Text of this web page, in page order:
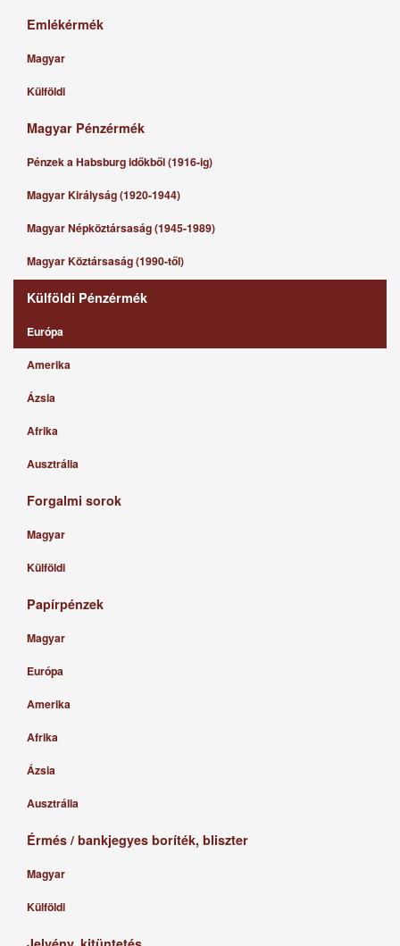
Emlékérmék
Magyar
Külföldi
Magyar Pénzérmék
Pénzek a Habsburg időkből (1916-ig)
Magyar Királyság (1920-1944)
Magyar Népköztársaság (1945-1989)
Magyar Köztársaság (1990-től)
Külföldi Pénzérmék
Európa
Amerika
Ázsia
Afrika
Ausztrália
Forgalmi sorok
Magyar
Külföldi
Papírpénzek
Magyar
Európa
Amerika
Afrika
Ázsia
Ausztrália
Érmés / bankjegyes boríték, bliszter
Magyar
Külföldi